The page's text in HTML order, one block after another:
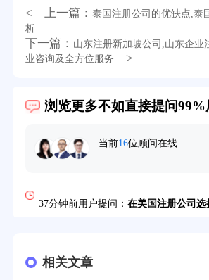
< 上一篇： 泰国注册公司的优缺点,泰
析
下一篇： 山东注册新加坡公司,山东企业
业咨询及全方位服务
>
浏览更多不如直接提问99%
当前16位顾问在线
25分钟前用户提问：塞浦路斯注册公司
31分钟前用户提问：在迪拜注册公司需
32分钟前用户提问：注册美国公司详细
相关文章